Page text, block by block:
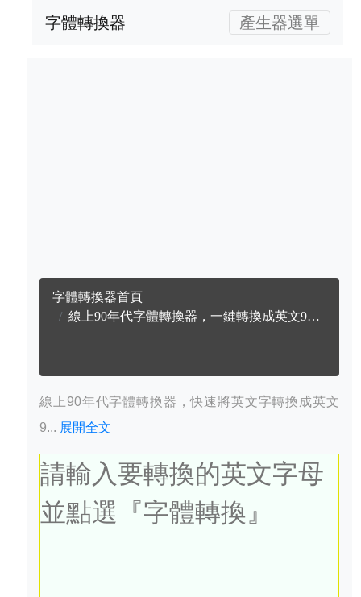
字體轉換器 產生器選單
字體轉換器首頁
線上90年代字體轉換器，一鍵轉換成英文90年代字體
線上90年代字體轉換器，快速將英文字轉換成英文
9... 展開全文